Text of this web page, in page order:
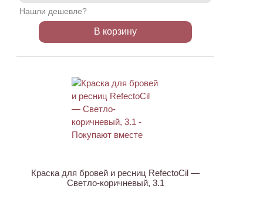
Нашли дешевле?
В корзину
Краска для бровей и ресниц RefectoCil —
Светло-коричневый, 3.1